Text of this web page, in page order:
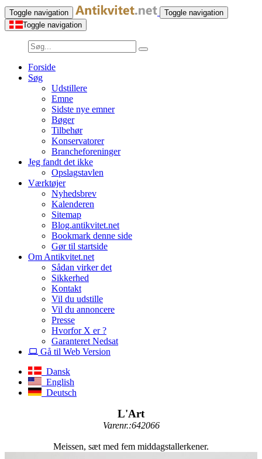
Toggle navigation
Toggle navigation
Toggle navigation
Forside
Søg
Udstillere
Emne
Sidste nye emner
Bøger
Tilbehør
Konservatorer
Brancheforeninger
Jeg fandt det ikke
Opslagstavlen
Værktøjer
Nyhedsbrev
Kalenderen
Sitemap
Blog.antikvitet.net
Bookmark denne side
Gør til startside
Om Antikvitet.net
Sådan virker det
Sikkerhed
Kontakt
Vil du udstille
Vil du annoncere
Presse
Hvorfor X er ?
Garanteret Nedsat
Gå til Web Version
Dansk
English
Deutsch
L'Art
Varenr.:642066
Meissen, sæt med fem middagstallerkener.